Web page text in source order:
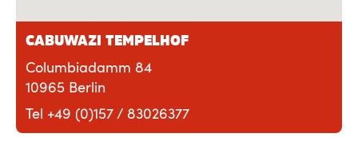
CABUWAZI TEMPELHOF
Columbiadamm 84
10965 Berlin
Tel +49 (0)157 / 83026377